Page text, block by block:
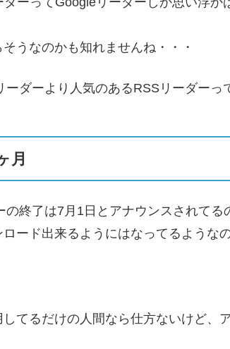
うなのかも知れませんね・・・
ーダーより人気のあるRSSリーダーっ
月
の終了は7月1日とアナウンスされてる
ード出来るようにはなってるような
てるだけの人間なら仕方ないけど、